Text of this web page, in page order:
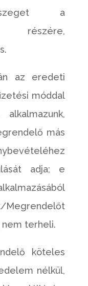
a
részére,
az eredeti
móddal
más
adja; e
terheli.
köteles
nélkül,